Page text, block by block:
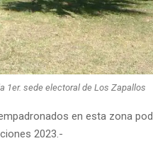
1er. sede electoral de Los Zapallos
en esta zona
2023.-